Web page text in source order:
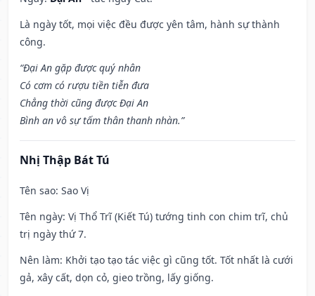
Là ngày tốt, mọi việc đều được yên tâm, hành sự thành
công.
“Đại An gặp được quý nhân
Có cơm có rượu tiền tiễn đưa
Chẳng thời cũng được Đại An
Bình an vô sự tấm thân thanh nhàn.”
Nhị Thập Bát Tú
Tên sao: Sao Vị
Tên ngày: Vị Thổ Trĩ (Kiết Tú) tướng tinh con chim trĩ, chủ
trị ngày thứ 7.
Nên làm: Khởi tạo tạo tác việc gì cũng tốt. Tốt nhất là cưới
gả, xây cất, dọn cỏ, gieo trồng, lấy giống.